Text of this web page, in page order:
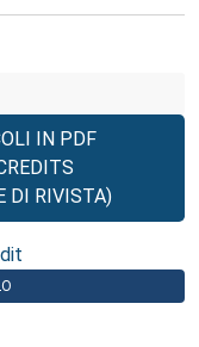
IN PDF
DI RIVISTA)